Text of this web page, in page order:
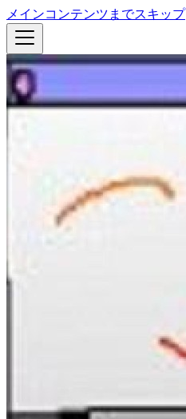
メインコンテンツまでスキップ